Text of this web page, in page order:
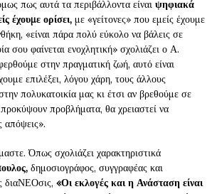
πως αυτά τα περιβάλλοντα είναι ψηφιακά
έχουμε ορίσει, με «γείτονες» που εμείς έχουμε
«είναι πάρα πολύ εύκολο να βάλεις σε
σου φαίνεται ενοχλητική» σχολιάζει ο Α.
στην πραγματική ζωή, αυτό είναι
επιλέξει, λόγου χάρη, τους άλλους
πολυκατοικία μας κι έτσι αν βρεθούμε σε
προβλήματα, θα χρειαστεί να
απόψεις».
Όπως σχολιάζει χαρακτηριστικά
δημοσιογράφος, συγγραφέας και
διαΝΕΟσις, «Οι εκλογές και η Ανάσταση είναι